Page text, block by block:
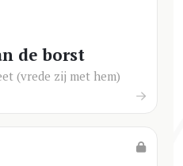
de borst
(vrede zij met hem)